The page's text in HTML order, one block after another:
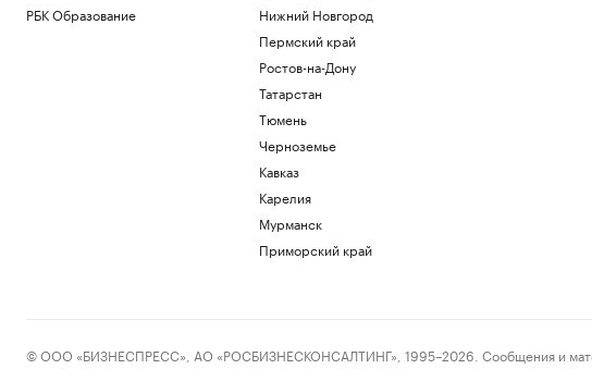
РБК Образование
Нижний Новгород
Пермский край
Ростов-на-Дону
Татарстан
Тюмень
Черноземье
Кавказ
Карелия
Мурманск
Приморский край
© ООО «БИЗНЕСПРЕСС», АО «РОСБИЗНЕСКОНСАЛТИНГ», 1995–2026. Сообщения и